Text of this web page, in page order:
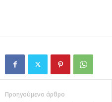
Προηγούμενο άρθρο